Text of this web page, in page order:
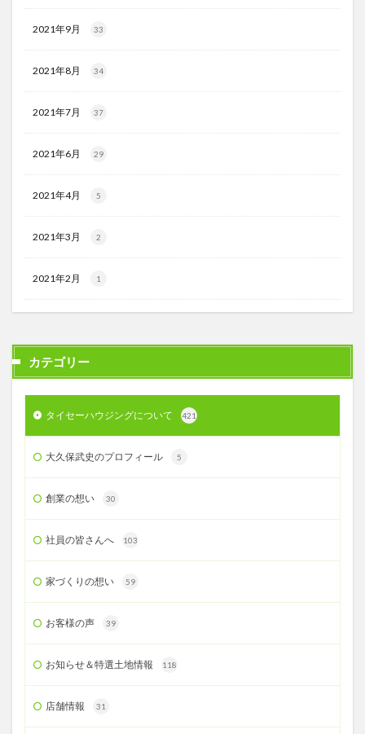
2021年9月 33
2021年8月 34
2021年7月 37
2021年6月 29
2021年4月 5
2021年3月 2
2021年2月 1
カテゴリー
タイセーハウジングについて 421
大久保武史のプロフィール 5
創業の想い 30
社員の皆さんへ 103
家づくりの想い 59
お客様の声 39
お知らせ＆特選土地情報 118
店舗情報 31